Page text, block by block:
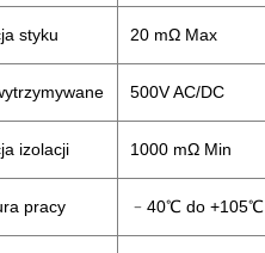
styku 20 mΩ Max
500V AC/DC
izolacji 1000 mΩ Min
pracy ﹣40℃ do +105℃